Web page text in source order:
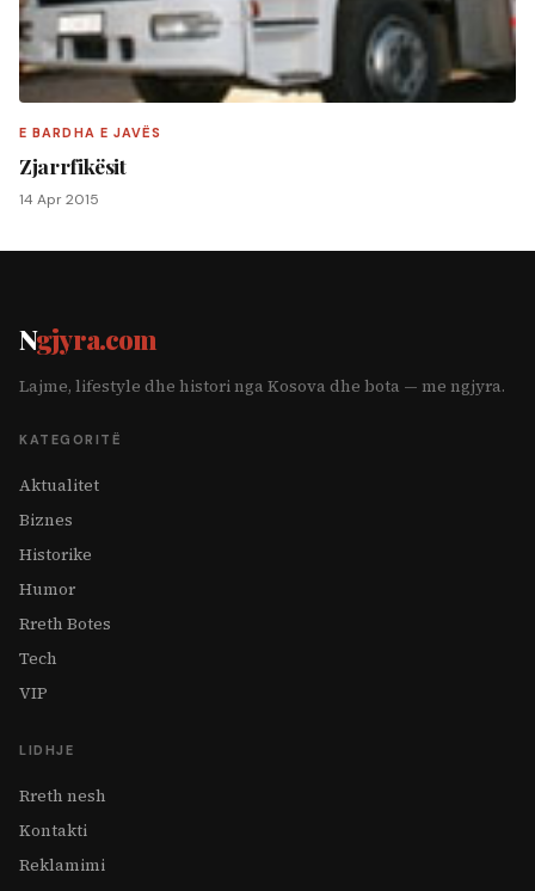
E BARDHA E JAVËS
Zjarrfikësit
14 Apr 2015
Ngjyra.com
Lajme, lifestyle dhe histori nga Kosova dhe bota — me ngjyra.
KATEGORITË
Aktualitet
Biznes
Historike
Humor
Rreth Botes
Tech
VIP
LIDHJE
Rreth nesh
Kontakti
Reklamimi